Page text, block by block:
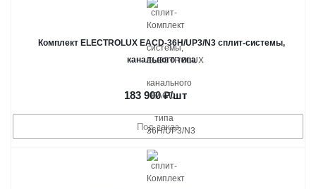
Комплект ELECTROLUX EACD-36H/UP3/N3 сплит-системы,
канального типа
183 900₽/шт
Под заказ